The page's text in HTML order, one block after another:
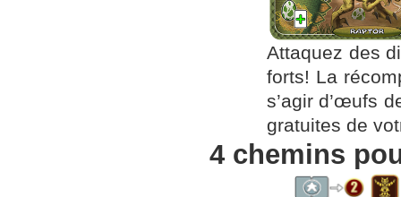
Attaquez des
forts! La
s’agir d’œufs
gratuites de
4 chemins